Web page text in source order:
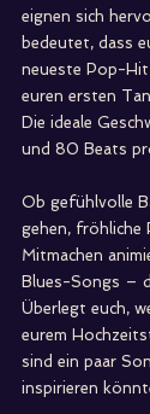
eignen sich
bedeutet, dass
neueste Pop-
euren ersten
Die ideale
und 80 Beats
Ob gefühlvolle
gehen, fröhliche
Mitmachen
Blues-Songs –
Überlegt euch,
eurem
sind ein paar
inspirieren